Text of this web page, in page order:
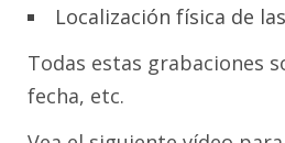
Localización física de
Todas estas grabaciones
fecha, etc.